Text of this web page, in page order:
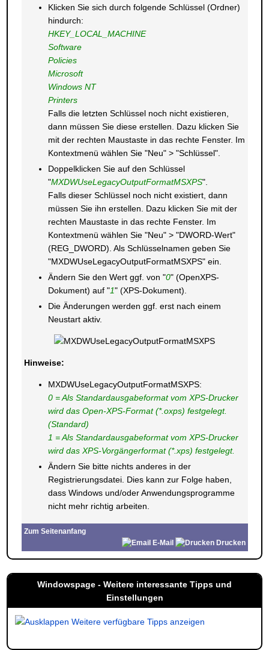
Klicken Sie sich durch folgende Schlüssel (Ordner)
hindurch:
HKEY_LOCAL_MACHINE
Software
Policies
Microsoft
Windows NT
Printers
Falls die letzten Schlüssel noch nicht existieren,
dann müssen Sie diese erstellen. Dazu klicken Sie
mit der rechten Maustaste in das rechte Fenster. Im
Kontextmenü wählen Sie "Neu" > "Schlüssel".
Doppelklicken Sie auf den Schlüssel
"MXDWUseLegacyOutputFormatMSXPS".
Falls dieser Schlüssel noch nicht existiert, dann
müssen Sie ihn erstellen. Dazu klicken Sie mit der
rechten Maustaste in das rechte Fenster. Im
Kontextmenü wählen Sie "Neu" > "DWORD-Wert"
(REG_DWORD). Als Schlüsselnamen geben Sie
"MXDWUseLegacyOutputFormatMSXPS" ein.
Ändern Sie den Wert ggf. von "0" (OpenXPS-
Dokument) auf "1" (XPS-Dokument).
Die Änderungen werden ggf. erst nach einem
Neustart aktiv.
Hinweise:
MXDWUseLegacyOutputFormatMSXPS:
0 = Als Standardausgabeformat vom XPS-Drucker
wird das Open-XPS-Format (*.oxps) festgelegt.
(Standard)
1 = Als Standardausgabeformat vom XPS-Drucker
wird das XPS-Vorgängerformat (*.xps) festgelegt.
Ändern Sie bitte nichts anderes in der
Registrierungsdatei. Dies kann zur Folge haben,
dass Windows und/oder Anwendungsprogramme
nicht mehr richtig arbeiten.
Zum Seitenanfang
E-Mail
Drucken
Windowspage - Weitere interessante Tipps und
Einstellungen
Weitere verfügbare Tipps anzeigen